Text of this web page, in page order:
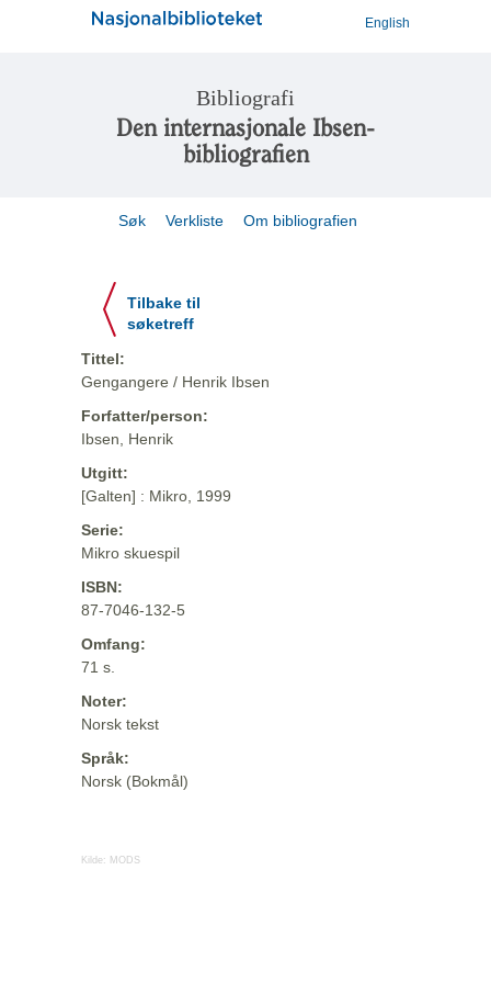
English
Bibliografi
Den internasjonale Ibsen-
bibliografien
Søk Verkliste Om bibliografien
Tilbake til
søketreff
Tittel:
Gengangere / Henrik Ibsen
Forfatter/person:
Ibsen, Henrik
Utgitt:
[Galten] : Mikro, 1999
Serie:
Mikro skuespil
ISBN:
87-7046-132-5
Omfang:
71 s.
Noter:
Norsk tekst
Språk:
Norsk (Bokmål)
Kilde: MODS